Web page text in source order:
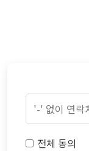
전체 동의